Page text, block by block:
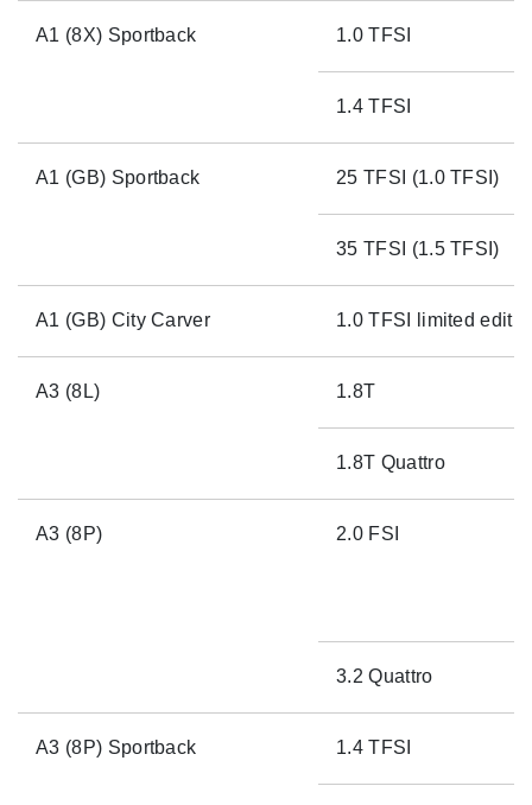
A1 (8X) Sportback 1.0 TFSI
1.4 TFSI
A1 (GB) Sportback 25 TFSI (1.0 TFSI)
35 TFSI (1.5 TFSI)
A1 (GB) City Carver 1.0 TFSI limited
A3 (8L) 1.8T
1.8T Quattro
A3 (8P) 2.0 FSI
3.2 Quattro
A3 (8P) Sportback 1.4 TFSI